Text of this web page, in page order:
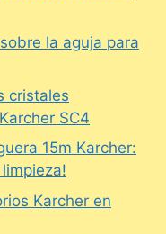
la aguja para
cristales
SC4
15m Karcher:
Karcher en